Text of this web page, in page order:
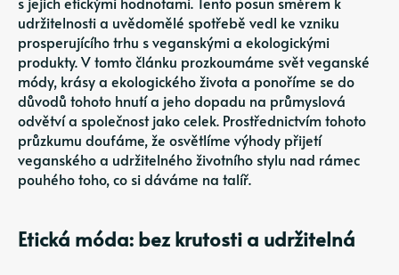
udržitelnosti a uvědomělé spotřebě vedl ke vzniku
prosperujícího trhu s veganskými a ekologickými
produkty. V tomto článku prozkoumáme svět veganské
módy, krásy a ekologického života a ponoříme se do
důvodů tohoto hnutí a jeho dopadu na průmyslová
odvětví a společnost jako celek. Prostřednictvím tohoto
průzkumu doufáme, že osvětlíme výhody přijetí
veganského a udržitelného životního stylu nad rámec
pouhého toho, co si dáváme na talíř.
Etická móda: bez krutosti a udržitelná